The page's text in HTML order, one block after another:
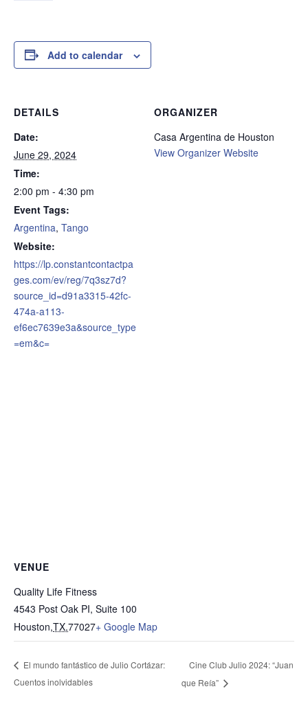
Add to calendar
DETAILS
Date:
June 29, 2024
Time:
2:00 pm - 4:30 pm
Event Tags:
Argentina, Tango
Website:
https://lp.constantcontactpa
ges.com/ev/reg/7q3sz7d?
source_id=d91a3315-42fc-
474a-a113-
ef6ec7639e3a&source_type
=em&c=
ORGANIZER
Casa Argentina de Houston
View Organizer Website
VENUE
Quality Life Fitness
4543 Post Oak PI, Suite 100
Houston,TX.77027+ Google Map
El mundo fantástico de Julio Cortázar:
Cuentos inolvidables
Cine Club Julio 2024: “Juan
que Reía”